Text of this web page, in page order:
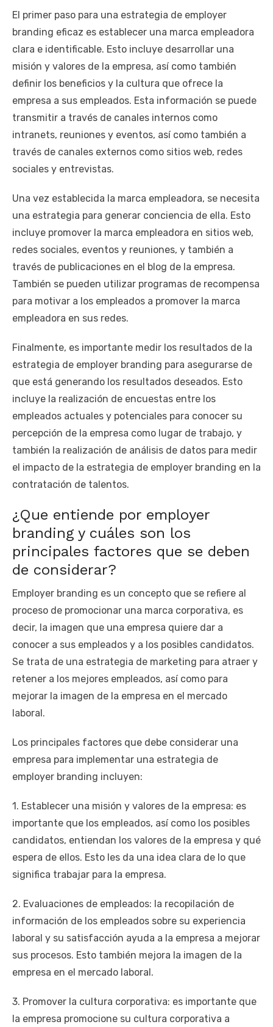
El primer paso para una estrategia de employer
branding eficaz es establecer una marca empleadora
clara e identificable. Esto incluye desarrollar una
misión y valores de la empresa, así como también
definir los beneficios y la cultura que ofrece la
empresa a sus empleados. Esta información se puede
transmitir a través de canales internos como
intranets, reuniones y eventos, así como también a
través de canales externos como sitios web, redes
sociales y entrevistas.
Una vez establecida la marca empleadora, se necesita
una estrategia para generar conciencia de ella. Esto
incluye promover la marca empleadora en sitios web,
redes sociales, eventos y reuniones, y también a
través de publicaciones en el blog de la empresa.
También se pueden utilizar programas de recompensa
para motivar a los empleados a promover la marca
empleadora en sus redes.
Finalmente, es importante medir los resultados de la
estrategia de employer branding para asegurarse de
que está generando los resultados deseados. Esto
incluye la realización de encuestas entre los
empleados actuales y potenciales para conocer su
percepción de la empresa como lugar de trabajo, y
también la realización de análisis de datos para medir
el impacto de la estrategia de employer branding en la
contratación de talentos.
¿Que entiende por employer
branding y cuáles son los
principales factores que se deben
de considerar?
Employer branding es un concepto que se refiere al
proceso de promocionar una marca corporativa, es
decir, la imagen que una empresa quiere dar a
conocer a sus empleados y a los posibles candidatos.
Se trata de una estrategia de marketing para atraer y
retener a los mejores empleados, así como para
mejorar la imagen de la empresa en el mercado
laboral.
Los principales factores que debe considerar una
empresa para implementar una estrategia de
employer branding incluyen:
1. Establecer una misión y valores de la empresa: es
importante que los empleados, así como los posibles
candidatos, entiendan los valores de la empresa y qué
espera de ellos. Esto les da una idea clara de lo que
significa trabajar para la empresa.
2. Evaluaciones de empleados: la recopilación de
información de los empleados sobre su experiencia
laboral y su satisfacción ayuda a la empresa a mejorar
sus procesos. Esto también mejora la imagen de la
empresa en el mercado laboral.
3. Promover la cultura corporativa: es importante que
la empresa promocione su cultura corporativa a